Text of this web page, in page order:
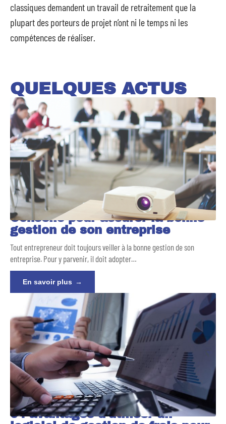
classiques demandent un travail de retraitement que la
plupart des porteurs de projet n’ont ni le temps ni les
compétences de réaliser.
QUELQUES ACTUS
Conseils pour assurer la bonne
gestion de son entreprise
Tout entrepreneur doit toujours veiller à la bonne gestion de son
entreprise. Pour y parvenir, il doit adopter…
En savoir plus
04 avantages d’utiliser un